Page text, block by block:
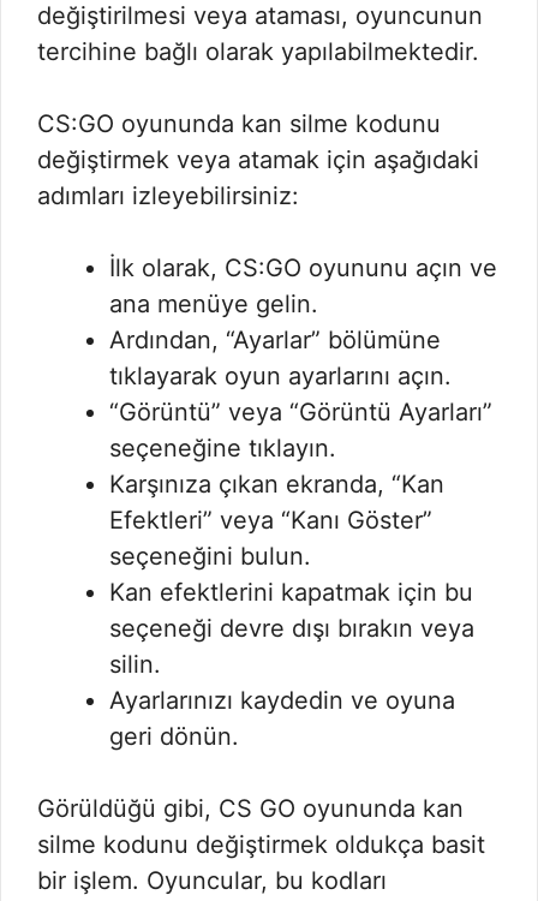
değiştirilmesi veya ataması, oyuncunun
tercihine bağlı olarak yapılabilmektedir.
CS:GO oyununda kan silme kodunu
değiştirmek veya atamak için aşağıdaki
adımları izleyebilirsiniz:
İlk olarak, CS:GO oyununu açın ve
ana menüye gelin.
Ardından, “Ayarlar” bölümüne
tıklayarak oyun ayarlarını açın.
“Görüntü” veya “Görüntü Ayarları”
seçeneğine tıklayın.
Karşınıza çıkan ekranda, “Kan
Efektleri” veya “Kanı Göster”
seçeneğini bulun.
Kan efektlerini kapatmak için bu
seçeneği devre dışı bırakın veya
silin.
Ayarlarınızı kaydedin ve oyuna
geri dönün.
Görüldüğü gibi, CS GO oyununda kan
silme kodunu değiştirmek oldukça basit
bir işlem. Oyuncular, bu kodları